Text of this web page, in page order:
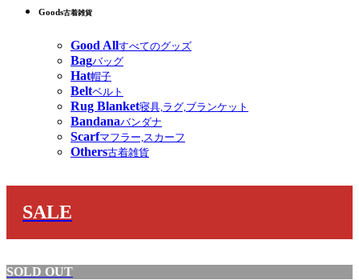
Goods古着雑貨
Good Allすべてのグッズ
Bagバッグ
Hat帽子
Beltベルト
Rug Blanket寝具,ラグ,ブランケット
Bandanaバンダナ
Scarfマフラー,スカーフ
Others古着雑貨
SALE
SOLD OUT